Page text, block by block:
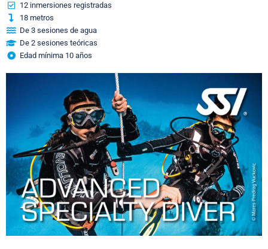
12 inmersiones registradas
18 metros
De 3 sesiones de agua
De 2 sesiones teóricas
Edad mínima 10 años